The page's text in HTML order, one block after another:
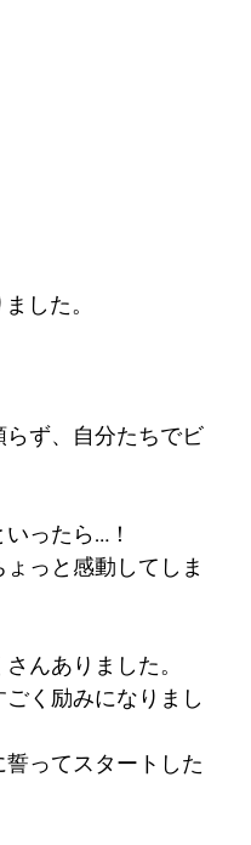
した。
らず、自分たちでビ
ったら…！
っと感動してしま
んありました。
く励みになりまし
ってスタートした